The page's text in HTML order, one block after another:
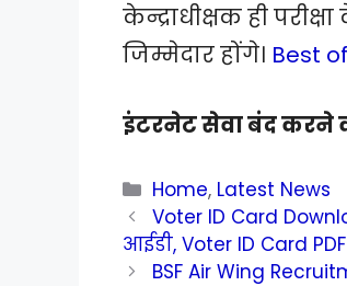
केन्द्राधीक्षक ही
जिम्मेदार होंगे। Best
इंटरनेट सेवा बंद करने
Categories
Home, Latest News
Voter ID Card
आईडी, Voter ID Card
BSF Air Wing